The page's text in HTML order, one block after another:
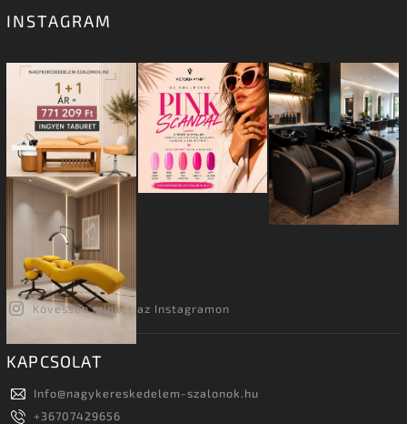
INSTAGRAM
Kövessen minket az Instagramon
KAPCSOLAT
Info@nagykereskedelem-szalonok.hu
+36707429656